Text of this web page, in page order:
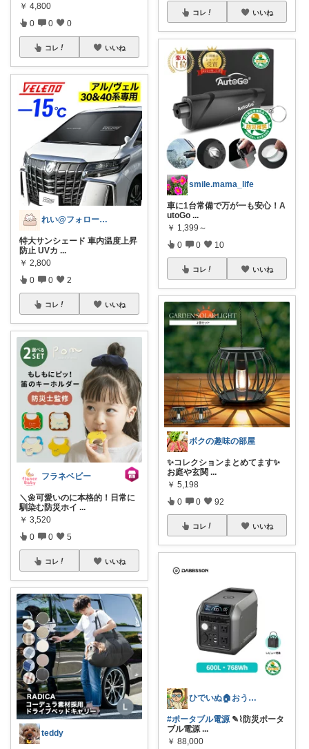
￥ 4,800
0 0 0
コレ いいね
れい@フォロー＆経由購入感謝です♪
特大サンシェード 車内温度上昇
防止 UVカ ...
￥ 2,800
0 0 2
コレ いいね
フラネベビー
＼🌼可愛いのに本格的！日常に
馴染む防災ホイ ...
￥ 3,520
0 0 5
コレ いいね
teddy
コレ いいね
smile.mama_life
車に1台常備で万が一も安心！A
utoGo ...
￥ 1,399～
0 0 10
コレ いいね
ボクの趣味の部屋
✨コレクションまとめてます✨
お庭や玄関 ...
￥ 5,198
0 0 92
コレ いいね
ひでいぬ🏠おうちをアイテムで快適！！
#ポータブル電源 ✎⌇防災ポータ
ブル電源 ...
￥ 88,000